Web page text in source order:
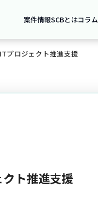
案件情報SCBとはコラム
プロジェクト推進支援
ト推進支援